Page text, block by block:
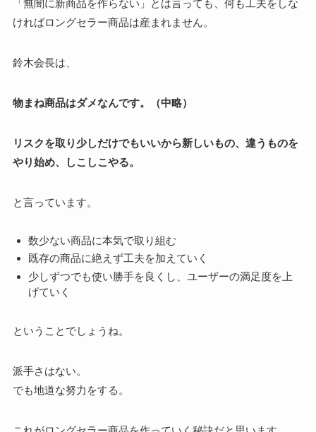
「無闇に新商品を作らない」とは言っても、何も工夫をしな
ければロングセラー商品は産まれません。
鈴木会長は、
物まね商品はダメなんです。（中略）
リスクを取り少しだけでもいいから新しいもの、違うものを
やり始め、しこしこやる。
と言っています。
数少ない商品に本気で取り組む
既存の商品に絶えず工夫を加えていく
少しずつでも使い勝手を良くし、ユーザーの満足度を上
げていく
ということでしょうね。
派手さはない。
でも地道な努力をする。